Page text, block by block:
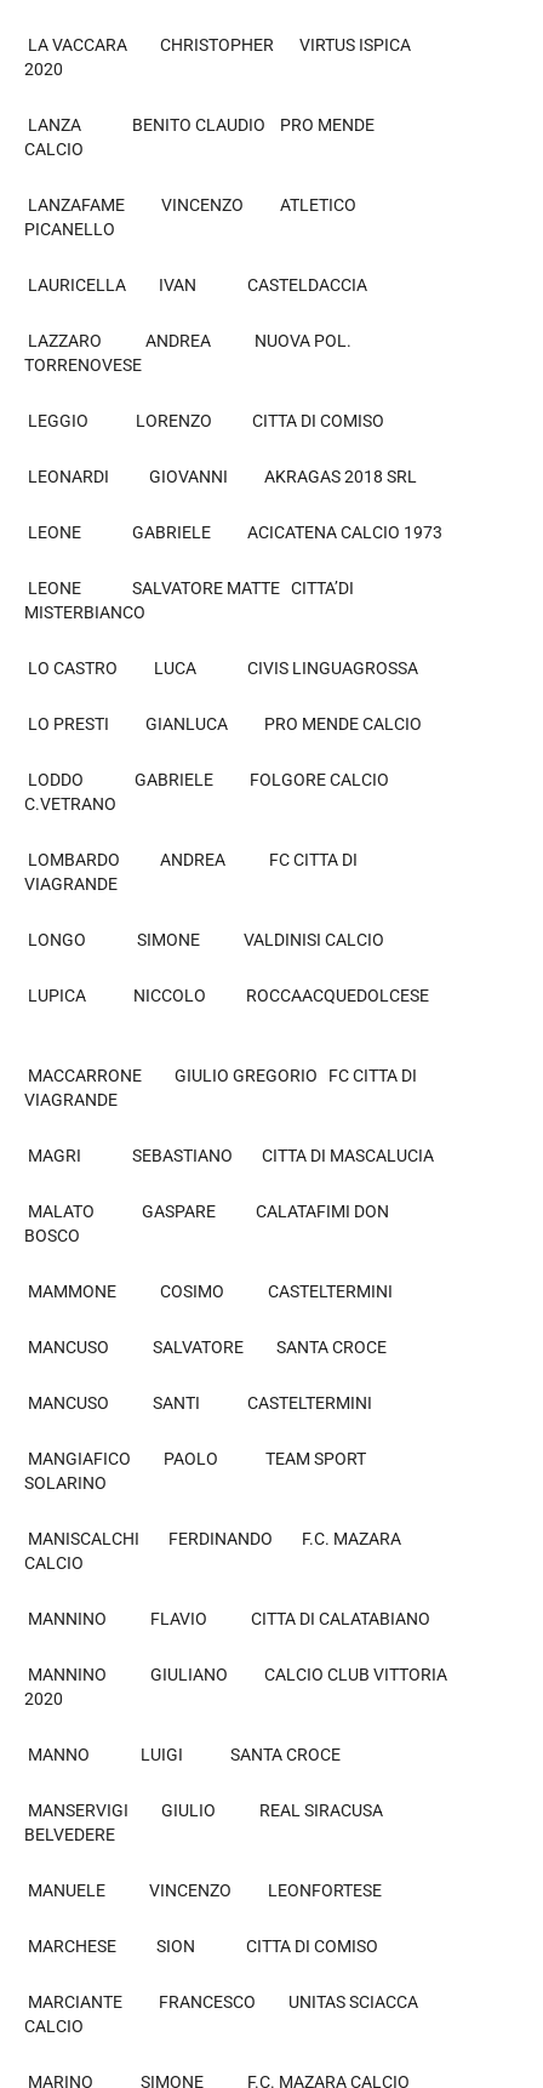
LA VACCARA CHRISTOPHER VIRTUS ISPICA
2020
LANZA BENITO CLAUDIO PRO MENDE
CALCIO
LANZAFAME VINCENZO ATLETICO
PICANELLO
LAURICELLA IVAN CASTELDACCIA
LAZZARO ANDREA NUOVA POL.
TORRENOVESE
LEGGIO LORENZO CITTA DI COMISO
LEONARDI GIOVANNI AKRAGAS 2018 SRL
LEONE GABRIELE ACICATENA CALCIO 1973
LEONE SALVATORE MATTE CITTA’DI
MISTERBIANCO
LO CASTRO LUCA CIVIS LINGUAGROSSA
LO PRESTI GIANLUCA PRO MENDE CALCIO
LODDO GABRIELE FOLGORE CALCIO
C.VETRANO
LOMBARDO ANDREA FC CITTA DI
VIAGRANDE
LONGO SIMONE VALDINISI CALCIO
LUPICA NICCOLO ROCCAACQUEDOLCESE
MACCARRONE GIULIO GREGORIO FC CITTA DI
VIAGRANDE
MAGRI SEBASTIANO CITTA DI MASCALUCIA
MALATO GASPARE CALATAFIMI DON
BOSCO
MAMMONE COSIMO CASTELTERMINI
MANCUSO SALVATORE SANTA CROCE
MANCUSO SANTI CASTELTERMINI
MANGIAFICO PAOLO TEAM SPORT
SOLARINO
MANISCALCHI FERDINANDO F.C. MAZARA
CALCIO
MANNINO FLAVIO CITTA DI CALATABIANO
MANNINO GIULIANO CALCIO CLUB VITTORIA
2020
MANNO LUIGI SANTA CROCE
MANSERVIGI GIULIO REAL SIRACUSA
BELVEDERE
MANUELE VINCENZO LEONFORTESE
MARCHESE SION CITTA DI COMISO
MARCIANTE FRANCESCO UNITAS SCIACCA
CALCIO
MARINO SIMONE F.C. MAZARA CALCIO